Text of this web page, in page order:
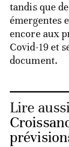
tandis que
émergentes
encore aux
Covid-19 et
document.
Lire